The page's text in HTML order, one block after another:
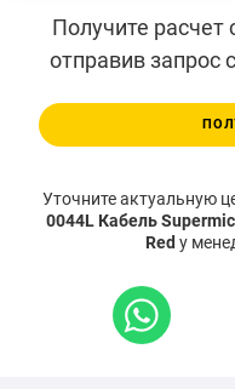
Получите расчет
отправив запрос
Уточните актуальную
0044L Кабель
Red у